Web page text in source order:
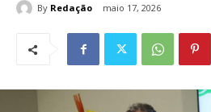
By Redação maio 17, 2026